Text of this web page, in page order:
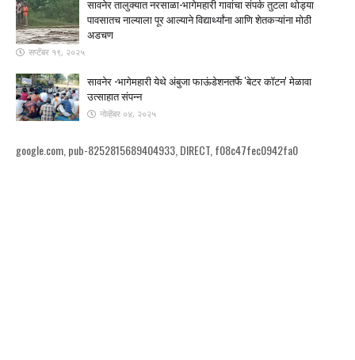
सावनेर तालुक्यात नरसाळा-भागेमहारी गावांचा संपर्क तुटला ​थोड्या
पावसातच नाल्याला पूर आल्याने विद्यार्थ्यांना आणि शेतकऱ्यांना मोठी
अडचण
सप्टेंबर १९, २०२५
सावनेर -भागेमहारी येथे अंबुजा फाऊंडेशनतर्फे 'बेटर कॉटन' मेळावा
उत्साहात संपन्न
नोव्हेंबर ०४, २०२५
google.com, pub-8252815689404933, DIRECT, f08c47fec0942fa0